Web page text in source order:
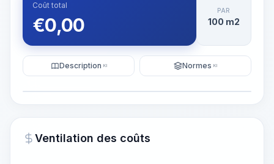
~15-30 Sek.
Coût total
€0,00
PAR
100 m2
Description KI Normes KI
Ventilation des coûts